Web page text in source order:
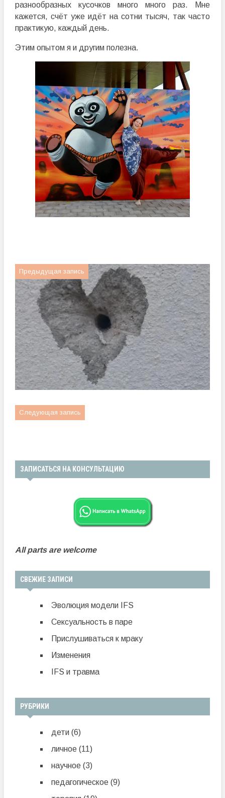
разнообразных кусочков много много раз. Мне
кажется, счёт уже идёт на сотни тысяч, так часто
практикую, каждый день.
Этим опытом я и другим полезна.
Предыдущая запись
Следующая запись
ЗАПИСАТЬСЯ НА КОНСУЛЬТАЦИЮ
All parts are welcome
СВЕЖИЕ ЗАПИСИ
Эволюция модели IFS
Сексуальность в паре
Прислушиваться к мраку
Изменения
IFS и травма
РУБРИКИ
дети(6)
личное(11)
научное(3)
педагогическое(9)